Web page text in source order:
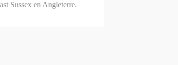
Sussex en Angleterre.